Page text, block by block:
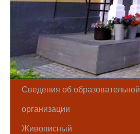
Сведения об образовательной
организации
Живописный